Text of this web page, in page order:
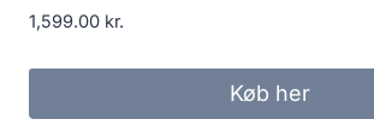
1,599.00 kr.
Køb her